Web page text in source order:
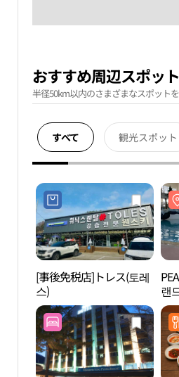
おすすめ周辺スポット
半径50km以内のさまざまなスポット
すべて 観光スポット
[事後免税店]トレス(토레
스)
랜